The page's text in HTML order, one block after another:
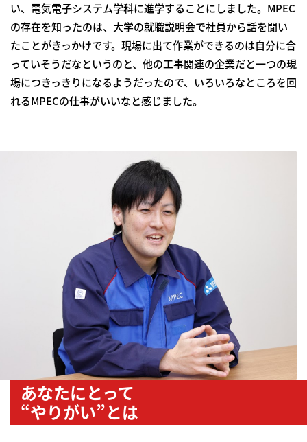
い、電気電子システム学科に進学することにしました。MPEC
の存在を知ったのは、大学の就職説明会で社員から話を聞い
たことがきっかけです。現場に出て作業ができるのは自分に合
っていそうだなというのと、他の工事関連の企業だと一つの現
場につきっきりになるようだったので、いろいろなところを回
れるMPECの仕事がいいなと感じました。
あなたにとって
“やりがい”とは